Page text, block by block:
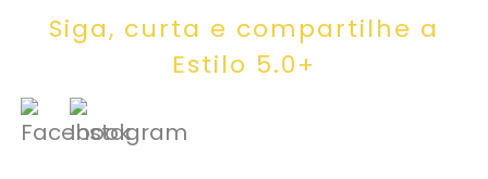
Siga, curta e compartilhe a
Estilo 5.0+